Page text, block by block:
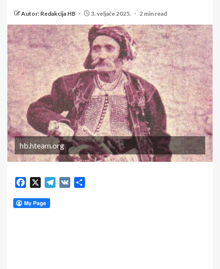
Autor: Redakcija HB 3. veljače 2025. 2 min read
hb.hteam.org
Facebook Telegram
VK